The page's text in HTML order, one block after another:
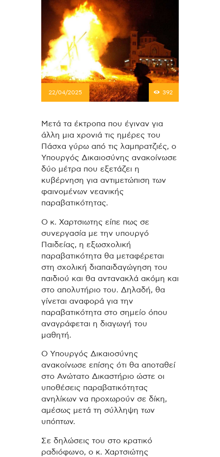
22/04/2025 392
Μετά τα έκτροπα που έγιναν για
άλλη μια χρονιά τις ημέρες του
Πάσχα γύρω από τις λαμπρατζιές, ο
Υπουργός Δικαιοσύνης ανακοίνωσε
δύο μέτρα που εξετάζει η
κυβέρνηση για αντιμετώπιση των
φαινομένων νεανικής
παραβατικότητας.
Ο κ. Χαρτσιωτης είπε πως σε
συνεργασία με την υπουργό
Παιδείας, η εξωσχολική
παραβατικότητα θα μεταφέρεται
στη σχολική διαπαιδαγώγηση του
παιδιού και θα αντανακλά ακόμη και
στο απολυτήριο του. Δηλαδή, θα
γίνεται αναφορά για την
παραβατικότητα στο σημείο όπου
αναγράφεται η διαγωγή του
μαθητή.
Ο Υπουργός Δικαιοσύνης
ανακοίνωσε επίσης ότι θα αποταθεί
στο Ανώτατο Δικαστήριο ώστε οι
υποθέσεις παραβατικότητας
ανηλίκων να προχωρούν σε δίκη,
αμέσως μετά τη σύλληψη των
υπόπτων.
Σε δηλώσεις του στο κρατικό
ραδιόφωνο, ο κ. Χαρτσιώτης